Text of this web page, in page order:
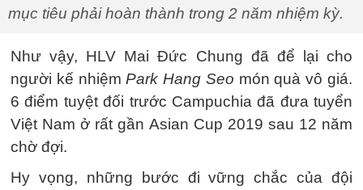
mục tiêu phải hoàn thành trong 2 năm nhiệm kỳ.
Như vậy, HLV Mai Đức Chung đã để lại cho
người kế nhiệmPark Hang Seo món quà vô giá.
6 điểm tuyệt đối trước Campuchia đã đưa tuyển
Việt Nam ở rất gần Asian Cup 2019 sau 12 năm
chờ đợi.
Hy vọng, những bước đi vững chắc của đội